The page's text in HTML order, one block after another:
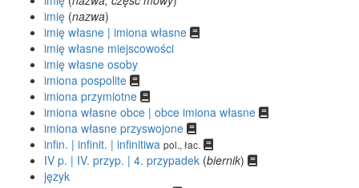
imię (nazwa)
imię własne | imiona własne
imię własne miejscowości
imię własne osoby
imiona pospolite
imiona przymiotne
imiona własne obce | obce imiona własne
imiona własne przyswojone
infin. | infinit. | infinitiwa pol., łac.
IV p. | IV. przyp. | 4. przypadek (biernik)
język